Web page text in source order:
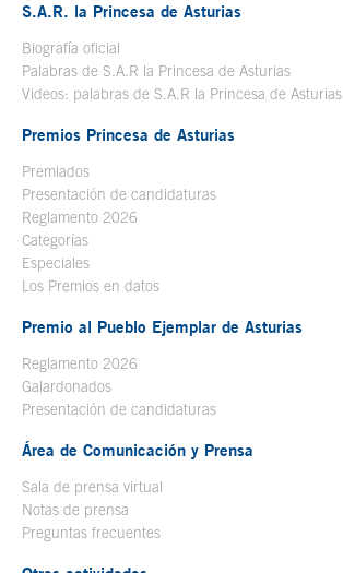
S.A.R. la Princesa de Asturias
Biografía oficial
Palabras de S.A.R la Princesa de Asturias
Videos: palabras de S.A.R la Princesa de Asturias
Premios Princesa de Asturias
Premiados
Presentación de candidaturas
Reglamento 2026
Categorías
Especiales
Los Premios en datos
Premio al Pueblo Ejemplar de Asturias
Reglamento 2026
Galardonados
Presentación de candidaturas
Área de Comunicación y Prensa
Sala de prensa virtual
Notas de prensa
Preguntas frecuentes